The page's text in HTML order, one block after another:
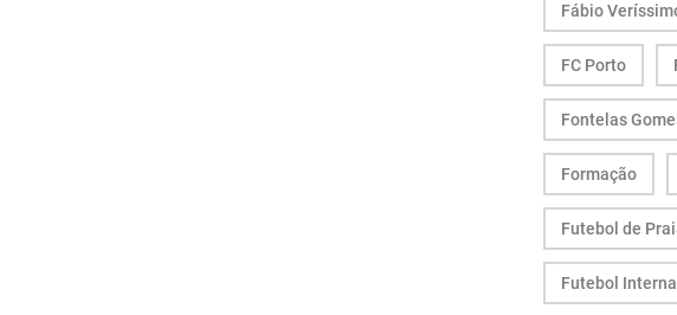
Fábio
FC Porto
Fontelas
Formação
Futebol de
Futebol